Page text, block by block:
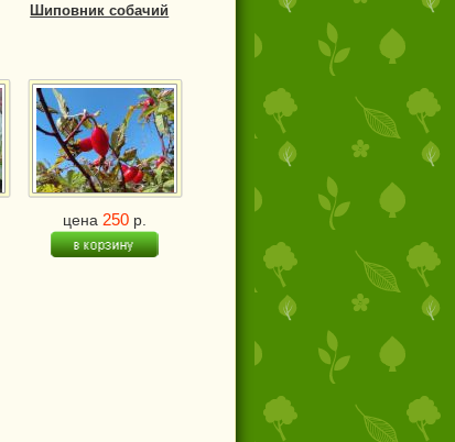
Шиповник собачий
цена 250 р.